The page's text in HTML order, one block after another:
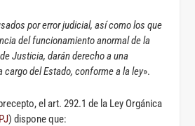
por error judicial, así como los que
del funcionamiento anormal de la
Justicia, darán derecho a una
cargo del Estado, conforme a la ley».
el art. 292.1 de la Ley Orgánica
) dispone que: